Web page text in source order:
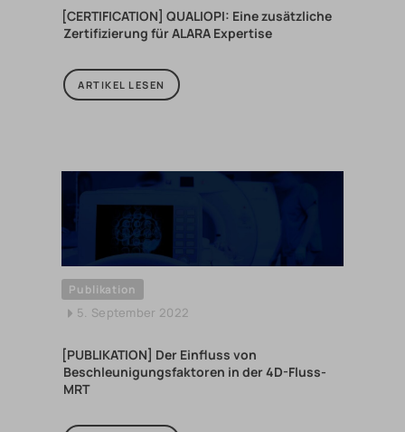
[CERTIFICATION] QUALIOPI: Eine zusätzliche
Zertifizierung für ALARA Expertise
ARTIKEL LESEN
Publikation
5. September 2022
[PUBLIKATION] Der Einfluss von
Beschleunigungsfaktoren in der 4D-Fluss-
MRT